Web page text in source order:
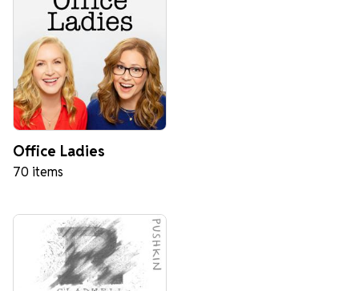
Office Ladies
70 items